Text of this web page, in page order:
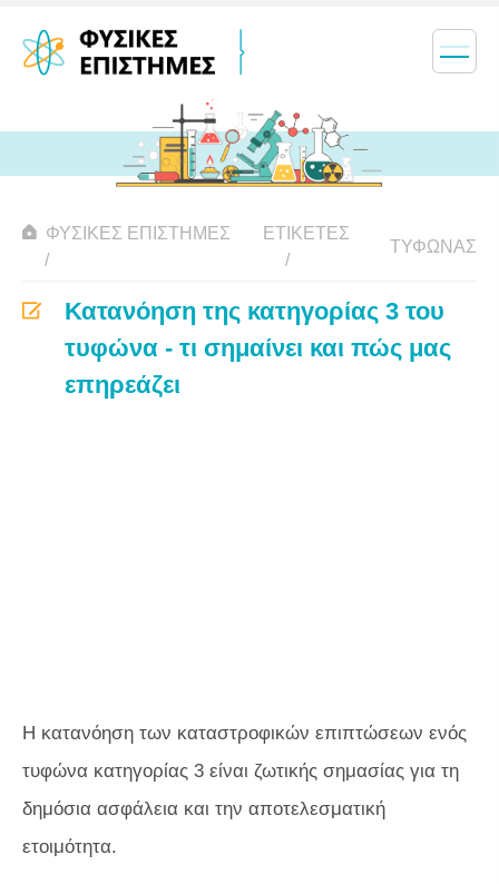
ΦΥΣΙΚΈΣ ΕΠΙΣΤΉΜΕΣ ΕΤΙΚΈΤΕΣ
ΤΥΦΏΝΑΣ
Κατανόηση της κατηγορίας 3 του
τυφώνα - τι σημαίνει και πώς μας
επηρεάζει
Η κατανόηση των καταστροφικών επιπτώσεων ενός
τυφώνα κατηγορίας 3 είναι ζωτικής σημασίας για τη
δημόσια ασφάλεια και την αποτελεσματική
ετοιμότητα.